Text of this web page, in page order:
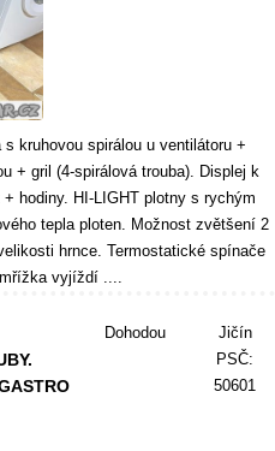
kruhovou spirálou u ventilátoru +
+ gril (4-spirálová trouba). Displej k
hodiny. HI-LIGHT plotny s rychým
tepla ploten. Možnost zvětšení 2
hrnce. Termostatické spínače
vyjíždí ....
Dohodou
Jičín
PSČ:
50601